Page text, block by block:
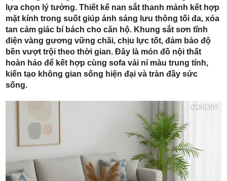
TP. HCM
lựa chọn lý tưởng. Thiết kế nan sắt thanh mảnh kết hợp
mặt kính trong suốt giúp ánh sáng lưu thông tối đa, xóa
tan cảm giác bí bách cho căn hộ. Khung sắt sơn tĩnh
điện vàng gương vững chãi, chịu lực tốt, đảm bảo độ
bền vượt trội theo thời gian. Đây là món đồ nội thất
hoàn hảo để kết hợp cùng sofa vải nỉ màu trung tính,
kiến tạo không gian sống hiện đại và tràn đầy sức
sống.